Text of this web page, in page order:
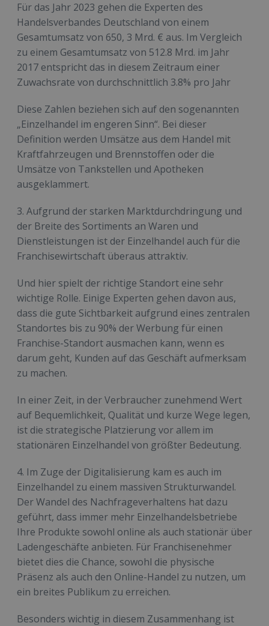
Für das Jahr 2023 gehen die Experten des
Handelsverbandes Deutschland von einem
Gesamtumsatz von 650, 3 Mrd. € aus. Im Vergleich
zu einem Gesamtumsatz von 512.8 Mrd. im Jahr
2017 entspricht das in diesem Zeitraum einer
Zuwachsrate von durchschnittlich 3.8% pro Jahr
Diese Zahlen beziehen sich auf den sogenannten
„Einzelhandel im engeren Sinn“. Bei dieser
Definition werden Umsätze aus dem Handel mit
Kraftfahrzeugen und Brennstoffen oder die
Umsätze von Tankstellen und Apotheken
ausgeklammert.
3. Aufgrund der starken Marktdurchdringung und
der Breite des Sortiments an Waren und
Dienstleistungen ist der Einzelhandel auch für die
Franchisewirtschaft überaus attraktiv.
Und hier spielt der richtige Standort eine sehr
wichtige Rolle. Einige Experten gehen davon aus,
dass die gute Sichtbarkeit aufgrund eines zentralen
Standortes bis zu 90% der Werbung für einen
Franchise-Standort ausmachen kann, wenn es
darum geht, Kunden auf das Geschäft aufmerksam
zu machen.
In einer Zeit, in der Verbraucher zunehmend Wert
auf Bequemlichkeit, Qualität und kurze Wege legen,
ist die strategische Platzierung vor allem im
stationären Einzelhandel von größter Bedeutung.
4. Im Zuge der Digitalisierung kam es auch im
Einzelhandel zu einem massiven Strukturwandel.
Der Wandel des Nachfrageverhaltens hat dazu
geführt, dass immer mehr Einzelhandelsbetriebe
Ihre Produkte sowohl online als auch stationär über
Ladengeschäfte anbieten. Für Franchisenehmer
bietet dies die Chance, sowohl die physische
Präsenz als auch den Online-Handel zu nutzen, um
ein breites Publikum zu erreichen.
Besonders wichtig in diesem Zusammenhang ist